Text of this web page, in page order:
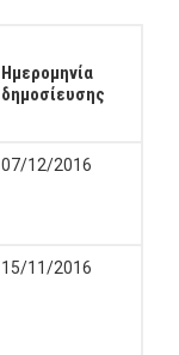
Ημερομηνία
δημοσίευσης
07/12/2016
15/11/2016